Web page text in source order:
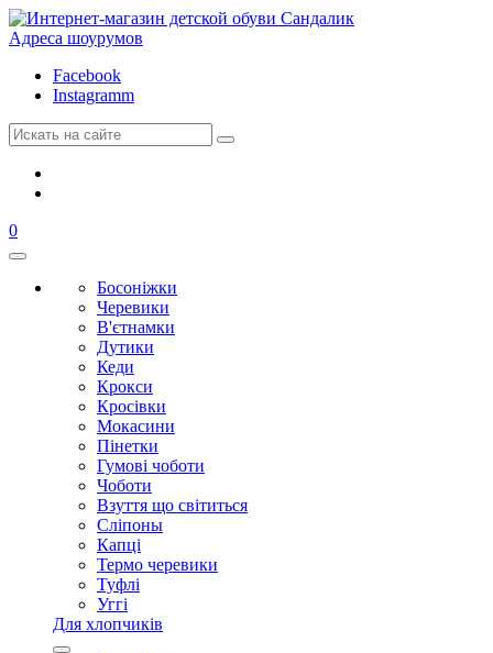
Адреса шоурумов
Facebook
Instagramm
0
Босоніжки
Черевики
В'єтнамки
Дутики
Кеди
Крокси
Кросівки
Мокасини
Пінетки
Гумові чоботи
Чоботи
Взуття що світиться
Сліпоны
Капці
Термо черевики
Туфлі
Уггі
Для хлопчиків